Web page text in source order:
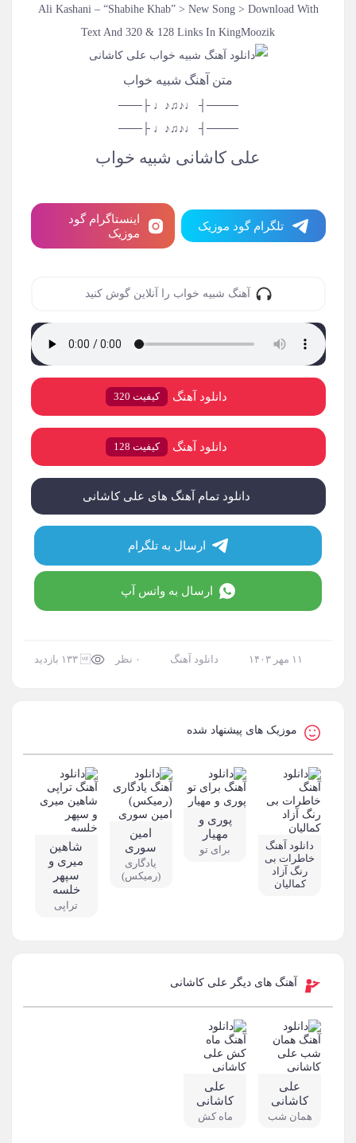
Ali Kashani – “Shabihe Khab” > New Song > Download With
Text And 320 & 128 Links In KingMoozik
متن آهنگ شبیه خواب
────┤ ♩♪♫♪♩ ├───
────┤ ♩♪♫♪♩ ├───
علی کاشانی شبیه خواب
تلگرام گود موزیک
اینستاگرام گود
موزیک
آهنگ شبیه خواب را آنلاین گوش کنید
دانلود آهنگ کیفیت 320
دانلود آهنگ کیفیت 128
دانلود تمام آهنگ های علی کاشانی
ارسال به تلگرام
ارسال به واتس آپ
۱۱ مهر ۱۴۰۳ دانلود آهنگ ۰ نظر ۱۳۳ بازدید
موزیک های پیشنهاد شده
دانلود آهنگ
خاطرات بی
رنگ آزاد
کمالیان
پوری و
مهیار
برای تو
امین
سوری
یادگاری
(رمیکس)
شاهین
میری و
سپهر
خلسه
تراپی
آهنگ های دیگر علی کاشانی
علی
کاشانی
همان شب
علی
کاشانی
ماه کش